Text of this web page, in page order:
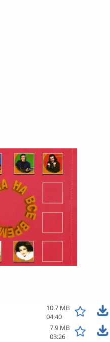
10.7 MB
04:40
7.9 MB
03:26